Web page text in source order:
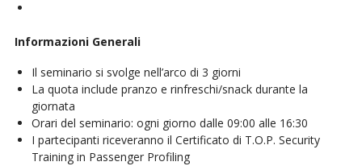
Informazioni Generali
Il seminario si svolge nell’arco di 3 giorni
La quota include pranzo e rinfreschi/snack durante la
giornata
Orari del seminario: ogni giorno dalle 09:00 alle 16:30
I partecipanti riceveranno il Certificato di T.O.P. Security
Training in Passenger Profiling